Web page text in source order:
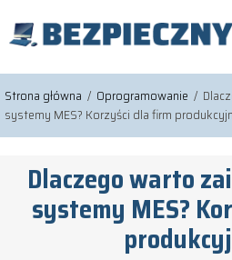
Strona główna / Oprogramowanie /
systemy MES? Korzyści dla firm
Dlaczego warto
systemy MES?